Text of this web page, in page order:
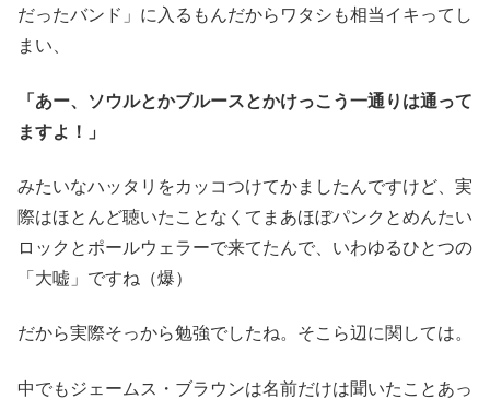
だったバンド」に入るもんだからワタシも相当イキってし
まい、
「あー、ソウルとかブルースとかけっこう一通りは通って
ますよ！」
みたいなハッタリをカッコつけてかましたんですけど、実
際はほとんど聴いたことなくてまあほぼパンクとめんたい
ロックとポールウェラーで来てたんで、いわゆるひとつの
「大嘘」ですね（爆）
だから実際そっから勉強でしたね。そこら辺に関しては。
中でもジェームス・ブラウンは名前だけは聞いたことあっ